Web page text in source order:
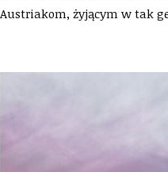
Austriakom, żyjącym w tak